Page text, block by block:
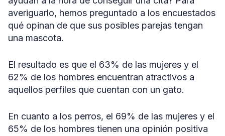
averiguarlo, hemos preguntado a los encuestados
qué opinan de que sus posibles parejas tengan
una mascota.
El resultado es que el 63% de las mujeres y el
62% de los hombres encuentran atractivos a
aquellos perfiles que cuentan con un gato.
En cuanto a los perros, el 69% de las mujeres y el
65% de los hombres tienen una opinión positiva